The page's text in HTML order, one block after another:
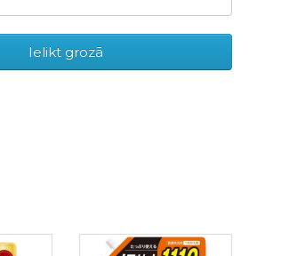
Ielikt grozā